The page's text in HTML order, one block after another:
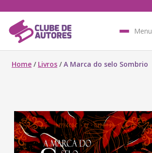
Menu
Home / Livros /A Marca do selo Sombrio